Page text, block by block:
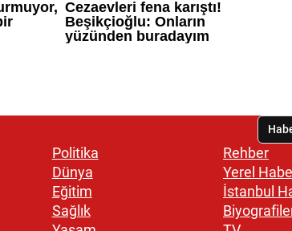
Politika
Dünya
Eğitim
Sağlık
Rehber
Yerel
İstanbul